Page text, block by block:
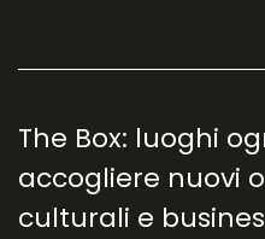
The Box: luoghi
accogliere nuovi
culturali e